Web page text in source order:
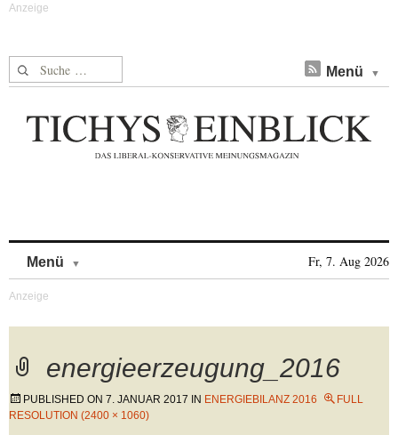
Suche nach: Menü
Menü Fr, 7. Aug 2026
energieerzeugung_2016
PUBLISHED ON 7. JANUAR 2017 IN ENERGIEBILANZ 2016
FULL
RESOLUTION (2400 × 1060)